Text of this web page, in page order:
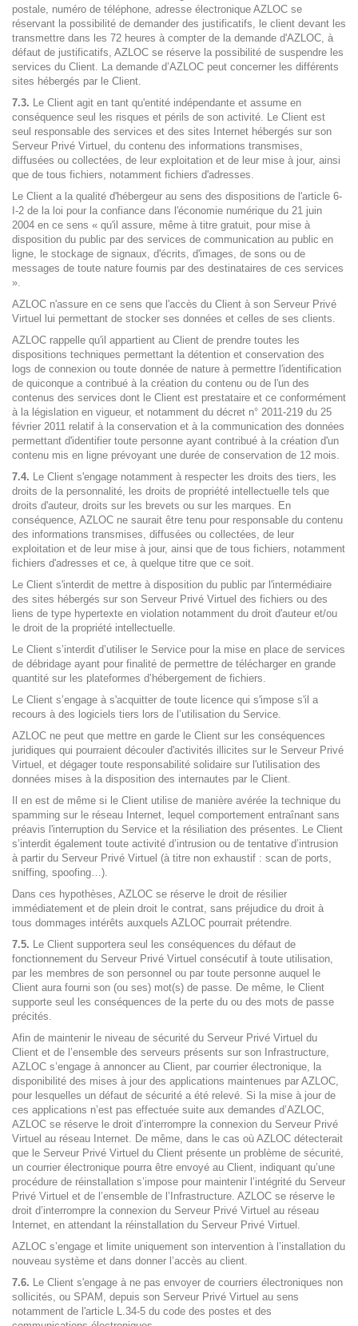
postale, numéro de téléphone, adresse électronique AZLOC se
réservant la possibilité de demander des justificatifs, le client devant les
transmettre dans les 72 heures à compter de la demande d'AZLOC, à
défaut de justificatifs, AZLOC se réserve la possibilité de suspendre les
services du Client. La demande d’AZLOC peut concerner les différents
sites hébergés par le Client.
7.3. Le Client agit en tant qu'entité indépendante et assume en
conséquence seul les risques et périls de son activité. Le Client est
seul responsable des services et des sites Internet hébergés sur son
Serveur Privé Virtuel, du contenu des informations transmises,
diffusées ou collectées, de leur exploitation et de leur mise à jour, ainsi
que de tous fichiers, notamment fichiers d'adresses.
Le Client a la qualité d'hébergeur au sens des dispositions de l'article 6-
I-2 de la loi pour la confiance dans l'économie numérique du 21 juin
2004 en ce sens « qu'il assure, même à titre gratuit, pour mise à
disposition du public par des services de communication au public en
ligne, le stockage de signaux, d'écrits, d'images, de sons ou de
messages de toute nature fournis par des destinataires de ces services
».
AZLOC n'assure en ce sens que l'accès du Client à son Serveur Privé
Virtuel lui permettant de stocker ses données et celles de ses clients.
AZLOC rappelle qu'il appartient au Client de prendre toutes les
dispositions techniques permettant la détention et conservation des
logs de connexion ou toute donnée de nature à permettre l'identification
de quiconque a contribué à la création du contenu ou de l'un des
contenus des services dont le Client est prestataire et ce conformément
à la législation en vigueur, et notamment du décret n° 2011-219 du 25
février 2011 relatif à la conservation et à la communication des données
permettant d'identifier toute personne ayant contribué à la création d'un
contenu mis en ligne prévoyant une durée de conservation de 12 mois.
7.4. Le Client s'engage notamment à respecter les droits des tiers, les
droits de la personnalité, les droits de propriété intellectuelle tels que
droits d'auteur, droits sur les brevets ou sur les marques. En
conséquence, AZLOC ne saurait être tenu pour responsable du contenu
des informations transmises, diffusées ou collectées, de leur
exploitation et de leur mise à jour, ainsi que de tous fichiers, notamment
fichiers d'adresses et ce, à quelque titre que ce soit.
Le Client s'interdit de mettre à disposition du public par l'intermédiaire
des sites hébergés sur son Serveur Privé Virtuel des fichiers ou des
liens de type hypertexte en violation notamment du droit d'auteur et/ou
le droit de la propriété intellectuelle.
Le Client s’interdit d’utiliser le Service pour la mise en place de services
de débridage ayant pour finalité de permettre de télécharger en grande
quantité sur les plateformes d’hébergement de fichiers.
Le Client s’engage à s'acquitter de toute licence qui s'impose s'il a
recours à des logiciels tiers lors de l’utilisation du Service.
AZLOC ne peut que mettre en garde le Client sur les conséquences
juridiques qui pourraient découler d'activités illicites sur le Serveur Privé
Virtuel, et dégager toute responsabilité solidaire sur l'utilisation des
données mises à la disposition des internautes par le Client.
Il en est de même si le Client utilise de manière avérée la technique du
spamming sur le réseau Internet, lequel comportement entraînant sans
préavis l'interruption du Service et la résiliation des présentes. Le Client
s’interdit également toute activité d’intrusion ou de tentative d’intrusion
à partir du Serveur Privé Virtuel (à titre non exhaustif : scan de ports,
sniffing, spoofing…).
Dans ces hypothèses, AZLOC se réserve le droit de résilier
immédiatement et de plein droit le contrat, sans préjudice du droit à
tous dommages intérêts auxquels AZLOC pourrait prétendre.
7.5. Le Client supportera seul les conséquences du défaut de
fonctionnement du Serveur Privé Virtuel consécutif à toute utilisation,
par les membres de son personnel ou par toute personne auquel le
Client aura fourni son (ou ses) mot(s) de passe. De même, le Client
supporte seul les conséquences de la perte du ou des mots de passe
précités.
Afin de maintenir le niveau de sécurité du Serveur Privé Virtuel du
Client et de l’ensemble des serveurs présents sur son Infrastructure,
AZLOC s’engage à annoncer au Client, par courrier électronique, la
disponibilité des mises à jour des applications maintenues par AZLOC,
pour lesquelles un défaut de sécurité a été relevé. Si la mise à jour de
ces applications n’est pas effectuée suite aux demandes d’AZLOC,
AZLOC se réserve le droit d’interrompre la connexion du Serveur Privé
Virtuel au réseau Internet. De même, dans le cas où AZLOC détecterait
que le Serveur Privé Virtuel du Client présente un problème de sécurité,
un courrier électronique pourra être envoyé au Client, indiquant qu’une
procédure de réinstallation s’impose pour maintenir l’intégrité du Serveur
Privé Virtuel et de l’ensemble de l’Infrastructure. AZLOC se réserve le
droit d’interrompre la connexion du Serveur Privé Virtuel au réseau
Internet, en attendant la réinstallation du Serveur Privé Virtuel.
AZLOC s’engage et limite uniquement son intervention à l’installation du
nouveau système et dans donner l’accès au client.
7.6. Le Client s'engage à ne pas envoyer de courriers électroniques non
sollicités, ou SPAM, depuis son Serveur Privé Virtuel au sens
notamment de l'article L.34-5 du code des postes et des